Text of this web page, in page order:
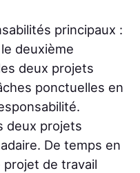
principaux :
deuxième
deux projets
ponctuelles en
deux projets
De temps en
de travail